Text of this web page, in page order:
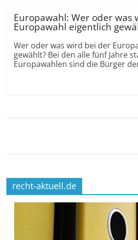
Europawahl: Wer oder was
Europawahl eigentlich
Wer oder was wird bei der
gewählt? Bei den alle fünf Jahre
Europawahlen sind die Bürger
recht-aktuell.de